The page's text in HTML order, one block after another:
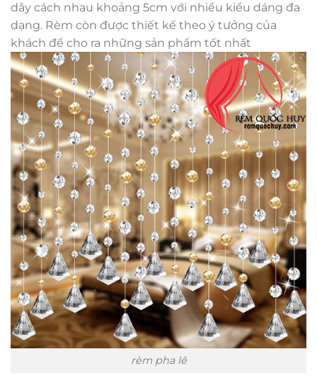
dây cách nhau khoảng 5cm với nhiều kiểu dáng đa
dạng. Rèm còn được thiết kế theo ý tưởng của
khách để cho ra những sản phẩm tốt nhất
rèm pha lê